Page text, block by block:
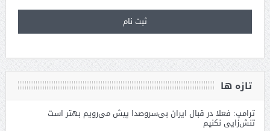
تازه ها
ترامپ: فعلا در قبال ایران بی‌سروصدا پیش می‌رویم بهتر است
تنش‌زایی نکنیم